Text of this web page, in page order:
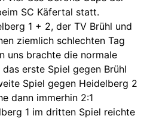
SC Käfertal statt.
1 + 2, der TV Brühl und
ziemlich schlechten Tag
uns brachte die normale
erste Spiel gegen Brühl
Spiel gegen Heidelberg 2
dann immerhin 2:1
1 im dritten Spiel reichte